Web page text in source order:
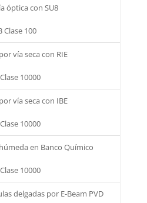
óptica con SU8
Clase 100
vía seca con RIE
10000
vía seca con IBE
10000
en Banco Químico
10000
delgadas por E-Beam PVD